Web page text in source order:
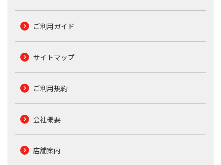
ご利用ガイド
サイトマップ
ご利用規約
会社概要
店舗案内